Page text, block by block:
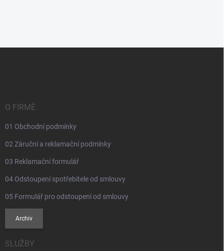
O FIRMĚ
01 Obchodní podmínky
02 Záruční a reklamační podmínky
03 Reklamační formulář
04 Odstoupení spotřebitele od smlouvy
05 Formulář pro odstoupení od smlouvy
Archiv
SLUŽBY